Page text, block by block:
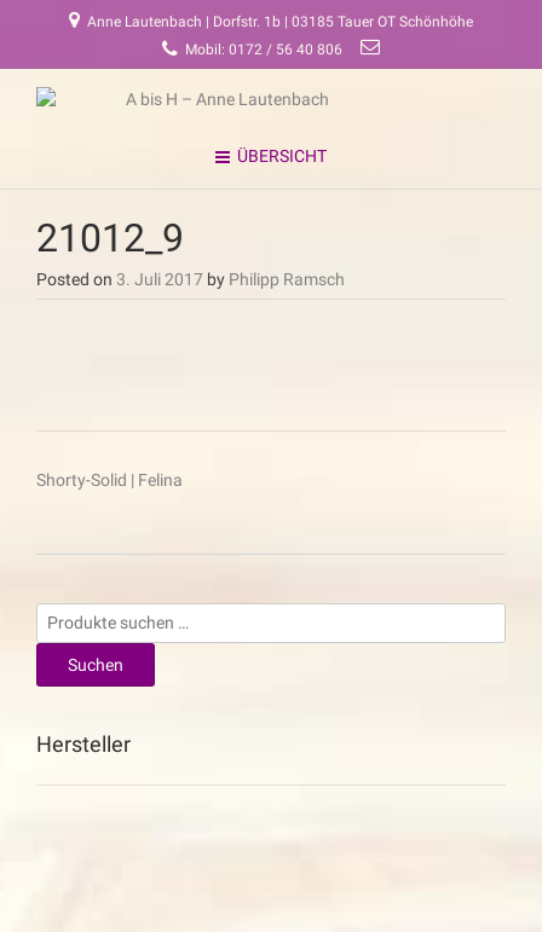
Anne Lautenbach | Dorfstr. 1b | 03185 Tauer OT Schönhöhe
Mobil: 0172 / 56 40 806
ÜBERSICHT
21012_9
Posted on 3. Juli 2017 by Philipp Ramsch
Beitragsnavigation
Shorty-Solid | Felina
Suchen
nach:
Suchen
Hersteller